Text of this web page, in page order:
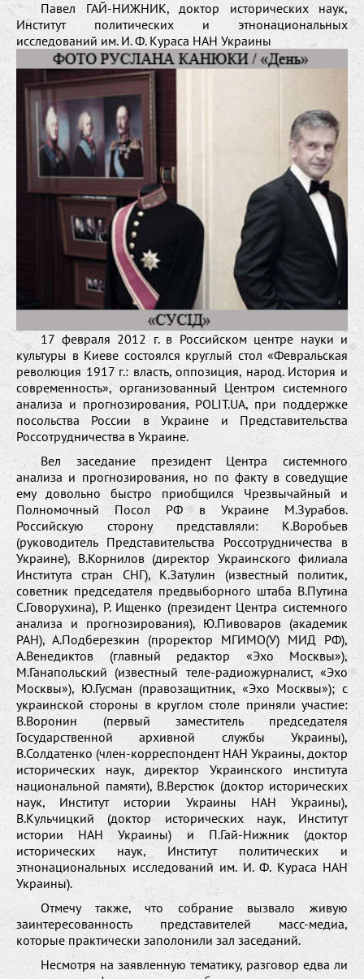
Павел ГАЙ-НИЖНИК, доктор исторических наук,
Институт политических и этнонациональных
исследований им. И. Ф. Кураса НАН Украины
17 февраля 2012 г. в Российском центре науки и
культуры в Киеве состоялся круглый стол «Февральская
революция 1917 г.: власть, оппозиция, народ. История и
современность», организованный Центром системного
анализа и прогнозирования, POLIT.UA, при поддержке
посольства России в Украине и Представительства
Россотрудничества в Украине.
Вел заседание президент Центра системного
анализа и прогнозирования, но по факту в соведущие
ему довольно быстро приобщился Чрезвычайный и
Полномочный Посол РФ в Украине М.Зурабов.
Российскую сторону представляли: К.Воробьев
(руководитель Представительства Россотрудничества в
Украине), В.Корнилов (директор Украинского филиала
Института стран СНГ), К.Затулин (известный политик,
советник председателя предвыборного штаба В.Путина
С.Говорухина), Р. Ищенко (президент Центра системного
анализа и прогнозирования), Ю.Пивоваров (академик
РАН), А.Подберезкин (проректор МГИМО(У) МИД РФ),
А.Венедиктов (главный редактор «Эхо Москвы»),
М.Ганапольский (известный теле-радиожурналист, «Эхо
Москвы»), Ю.Гусман (правозащитник, «Эхо Москвы»); с
украинской стороны в круглом столе приняли участие:
В.Воронин (первый заместитель председателя
Государственной архивной службы Украины),
В.Солдатенко (член-корреспондент НАН Украины, доктор
исторических наук, директор Украинского института
национальной памяти), В.Верстюк (доктор исторических
наук, Институт истории Украины НАН Украины),
В.Кульчицкий (доктор исторических наук, Институт
истории НАН Украины) и П.Гай-Нижник (доктор
исторических наук, Институт политических и
этнонациональных исследований им. И. Ф. Кураса НАН
Украины).
Отмечу также, что собрание вызвало живую
заинтересованность представителей масс-медиа,
которые практически заполонили зал заседаний.
Несмотря на заявленную тематику, разговор едва ли